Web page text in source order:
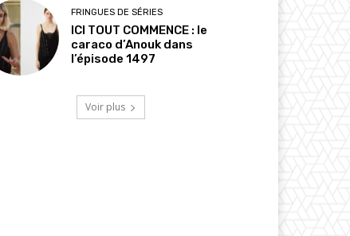
FRINGUES DE SÉRIES
ICI TOUT COMMENCE : le
caraco d’Anouk dans
l’épisode 1497
Voir plus